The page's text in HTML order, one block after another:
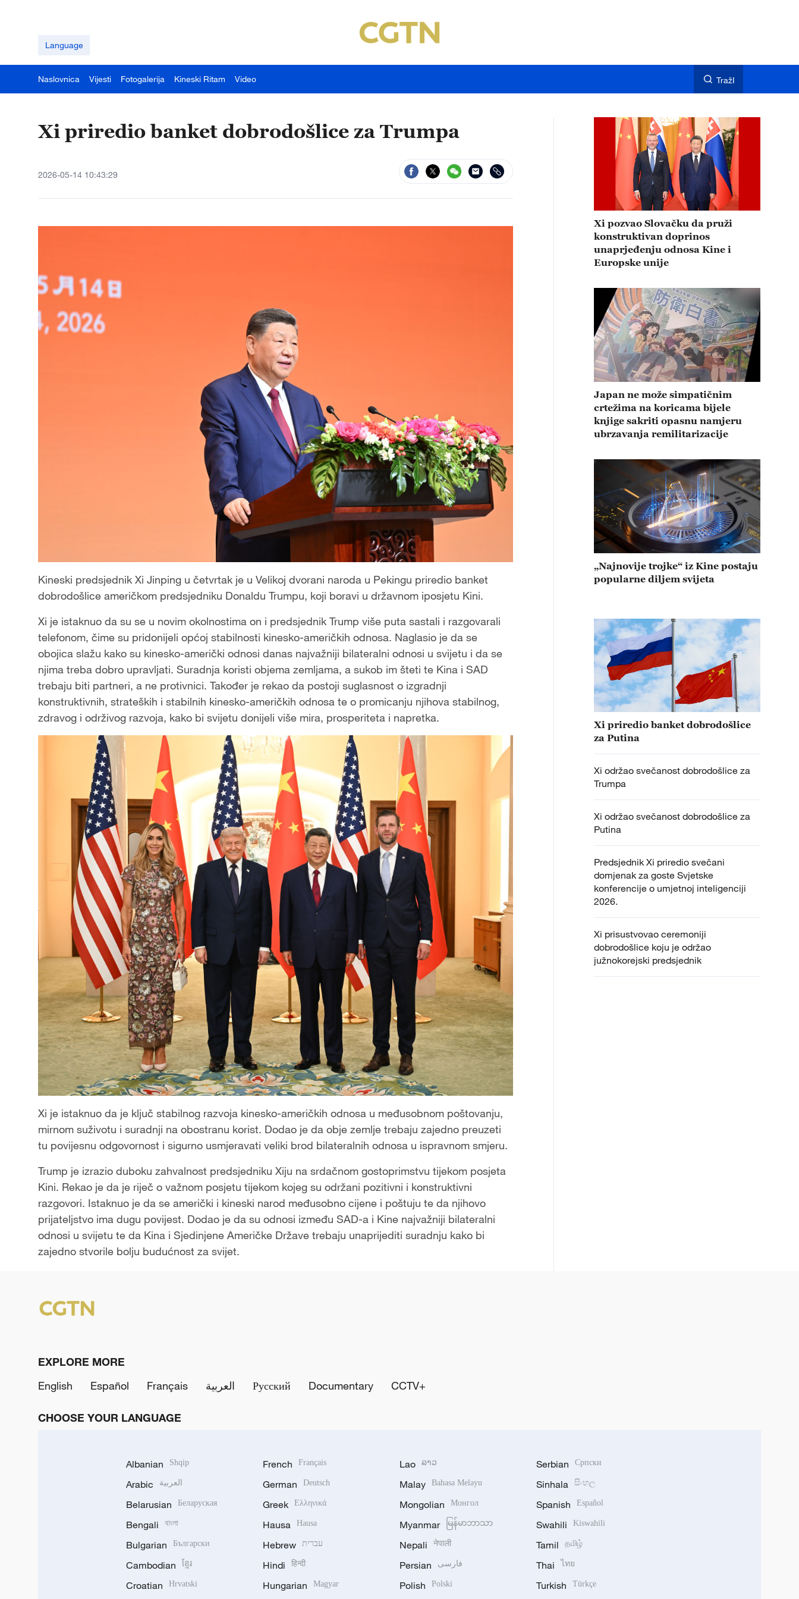
Language
Naslovnica Vijesti Fotogalerija Kineski Ritam Video TražI
Xi priredio banket dobrodošlice za Trumpa
2026-05-14 10:43:29
Kineski predsjednik Xi Jinping u četvrtak je u Velikoj dvorani naroda u Pekingu priredio banket
dobrodošlice američkom predsjedniku Donaldu Trumpu, koji boravi u državnom iposjetu Kini.
Xi je istaknuo da su se u novim okolnostima on i predsjednik Trump više puta sastali i razgovarali
telefonom, čime su pridonijeli općoj stabilnosti kinesko-američkih odnosa. Naglasio je da se
obojica slažu kako su kinesko-američki odnosi danas najvažniji bilateralni odnosi u svijetu i da se
njima treba dobro upravljati. Suradnja koristi objema zemljama, a sukob im šteti te Kina i SAD
trebaju biti partneri, a ne protivnici. Također je rekao da postoji suglasnost o izgradnji
konstruktivnih, strateških i stabilnih kinesko-američkih odnosa te o promicanju njihova stabilnog,
zdravog i održivog razvoja, kako bi svijetu donijeli više mira, prosperiteta i napretka.
Xi je istaknuo da je ključ stabilnog razvoja kinesko-američkih odnosa u međusobnom poštovanju,
mirnom suživotu i suradnji na obostranu korist. Dodao je da obje zemlje trebaju zajedno preuzeti
tu povijesnu odgovornost i sigurno usmjeravati veliki brod bilateralnih odnosa u ispravnom smjeru.
Trump je izrazio duboku zahvalnost predsjedniku Xiju na srdačnom gostoprimstvu tijekom posjeta
Kini. Rekao je da je riječ o važnom posjetu tijekom kojeg su održani pozitivni i konstruktivni
razgovori. Istaknuo je da se američki i kineski narod međusobno cijene i poštuju te da njihovo
prijateljstvo ima dugu povijest. Dodao je da su odnosi između SAD-a i Kine najvažniji bilateralni
odnosi u svijetu te da Kina i Sjedinjene Američke Države trebaju unaprijediti suradnju kako bi
zajedno stvorile bolju budućnost za svijet.
Xi pozvao Slovačku da pruži
konstruktivan doprinos
unaprjeđenju odnosa Kine i
Europske unije
Japan ne može simpatičnim
crtežima na koricama bijele
knjige sakriti opasnu namjeru
ubrzavanja remilitarizacije
„Najnovije trojke“ iz Kine postaju
popularne diljem svijeta
Xi priredio banket dobrodošlice
za Putina
Xi održao svečanost dobrodošlice za
Trumpa
Xi održao svečanost dobrodošlice za
Putina
Predsjednik Xi priredio svečani
domjenak za goste Svjetske
konferencije o umjetnoj inteligenciji
2026.
Xi prisustvovao ceremoniji
dobrodošlice koju je održao
južnokorejski predsjednik
EXPLORE MORE
English
Español Français العربية Русский Documentary CCTV+
CHOOSE YOUR LANGUAGE
Albanian Shqip
Arabic العربية
Belarusian Беларуская
Bengali বাংলা
Bulgarian Български
Cambodian ខ្មែរ
Croatian Hrvatski
French Français
German Deutsch
Greek Ελληνικά
Hausa Hausa
Hebrew עברית
Hindi हिन्दी
Hungarian Magyar
Lao ລາວ
Malay Bahasa Melayu
Mongolian Монгол
Myanmar မြန်မာဘာသာ
Nepali नेपाली
Persian فارسی
Polish Polski
Serbian Српски
Sinhala සිංහල
Spanish Español
Swahili Kiswahili
Tamil தமிழ்
Thai ไทย
Turkish Türkçe